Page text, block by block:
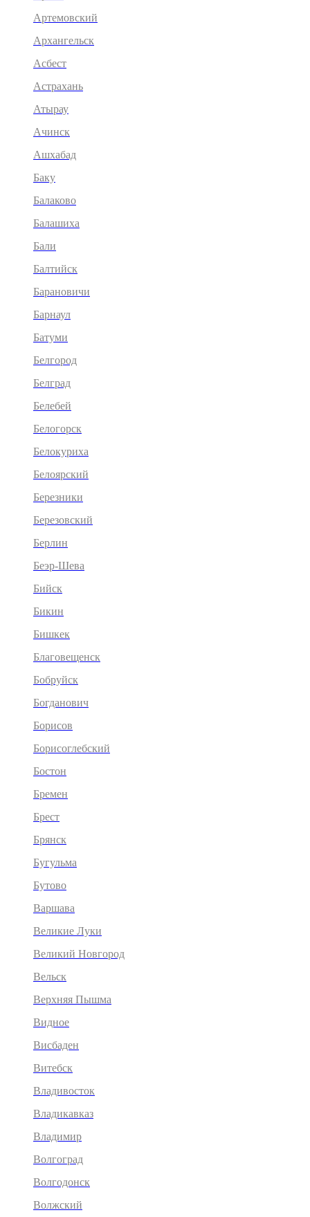
Артемовский
Архангельск
Асбест
Астрахань
Атырау
Ачинск
Ашхабад
Баку
Балаково
Балашиха
Бали
Балтийск
Барановичи
Барнаул
Батуми
Белгород
Белград
Белебей
Белогорск
Белокуриха
Белоярский
Березники
Березовский
Берлин
Беэр-Шева
Бийск
Бикин
Бишкек
Благовещенск
Бобруйск
Богданович
Борисов
Борисоглебский
Бостон
Бремен
Брест
Брянск
Бугульма
Бутово
Варшава
Великие Луки
Великий Новгород
Вельск
Верхняя Пышма
Видное
Висбаден
Витебск
Владивосток
Владикавказ
Владимир
Волгоград
Волгодонск
Волжский